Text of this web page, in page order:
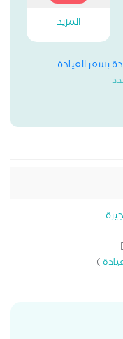
المزيد
بسعر العيادة
)